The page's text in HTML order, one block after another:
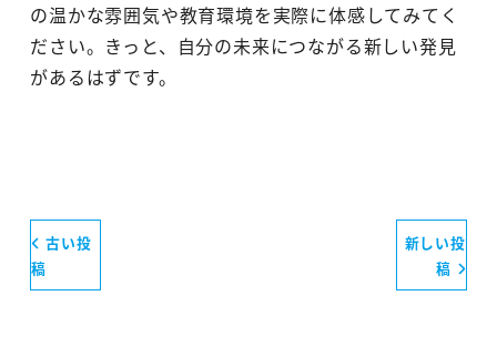
の温かな雰囲気や教育環境を実際に体感してみてく
ださい。きっと、自分の未来につながる新しい発見
があるはずです。
古い投
稿
新しい投
稿